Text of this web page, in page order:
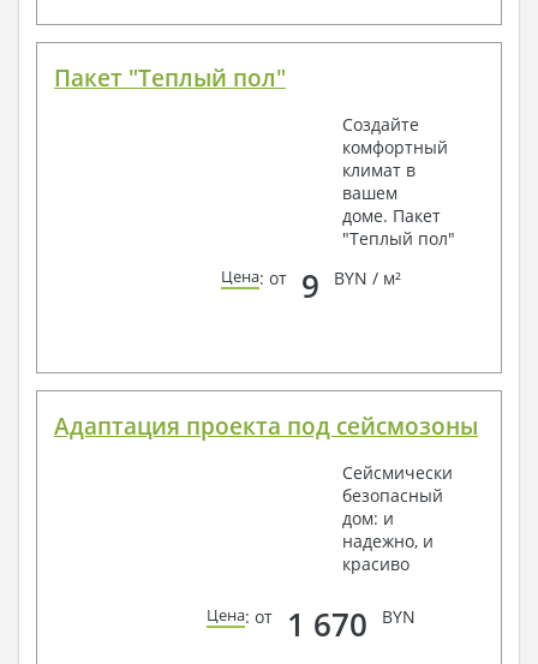
Пакет "Теплый пол"
Создайте
комфортный
климат в
вашем
доме. Пакет
"Теплый пол"
Цена: от 9 BYN / м²
Адаптация проекта под сейсмозоны
Сейсмически
безопасный
дом: и
надежно, и
красиво
Цена: от 1 670 BYN